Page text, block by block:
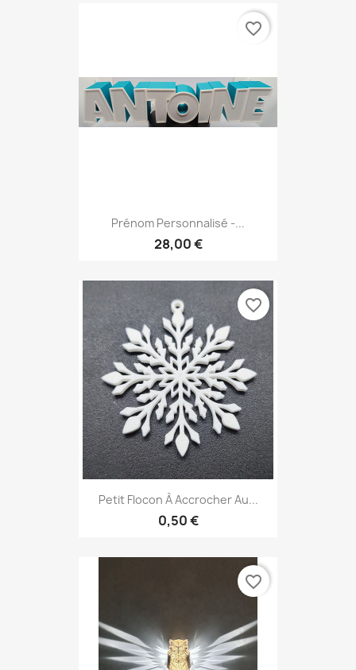
Prénom Personnalisé -...
28,00 €
favorite_border
Petit Flocon À Accrocher Au...
0,50 €
favorite_border
favorite_border